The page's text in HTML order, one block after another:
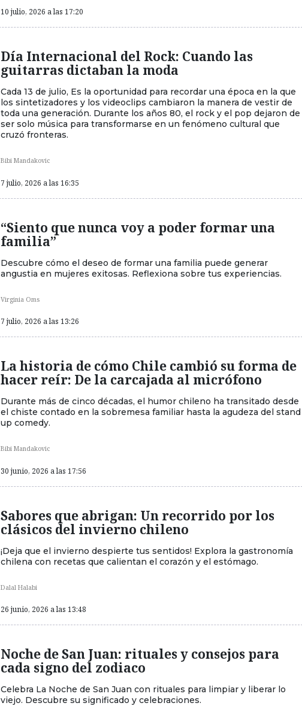
10 julio, 2026 a las 17:20
Día Internacional del Rock: Cuando las
guitarras dictaban la moda
Cada 13 de julio, Es la oportunidad para recordar una época en la que
los sintetizadores y los videoclips cambiaron la manera de vestir de
toda una generación. Durante los años 80, el rock y el pop dejaron de
ser solo música para transformarse en un fenómeno cultural que
cruzó fronteras.
Bibi Mandakovic
7 julio, 2026 a las 16:35
“Siento que nunca voy a poder formar una
familia”
Descubre cómo el deseo de formar una familia puede generar
angustia en mujeres exitosas. Reflexiona sobre tus experiencias.
Virginia Oms
7 julio, 2026 a las 13:26
La historia de cómo Chile cambió su forma de
hacer reír: De la carcajada al micrófono
Durante más de cinco décadas, el humor chileno ha transitado desde
el chiste contado en la sobremesa familiar hasta la agudeza del stand
up comedy.
Bibi Mandakovic
30 junio, 2026 a las 17:56
Sabores que abrigan: Un recorrido por los
clásicos del invierno chileno
¡Deja que el invierno despierte tus sentidos! Explora la gastronomía
chilena con recetas que calientan el corazón y el estómago.
Dalal Halabi
26 junio, 2026 a las 13:48
Noche de San Juan: rituales y consejos para
cada signo del zodiaco
Celebra La Noche de San Juan con rituales para limpiar y liberar lo
viejo. Descubre su significado y celebraciones.